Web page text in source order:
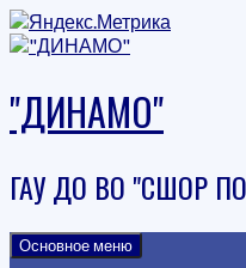
Наверх
"ДИНАМО"
ГАУ ДО ВО "СШОР
Основное меню